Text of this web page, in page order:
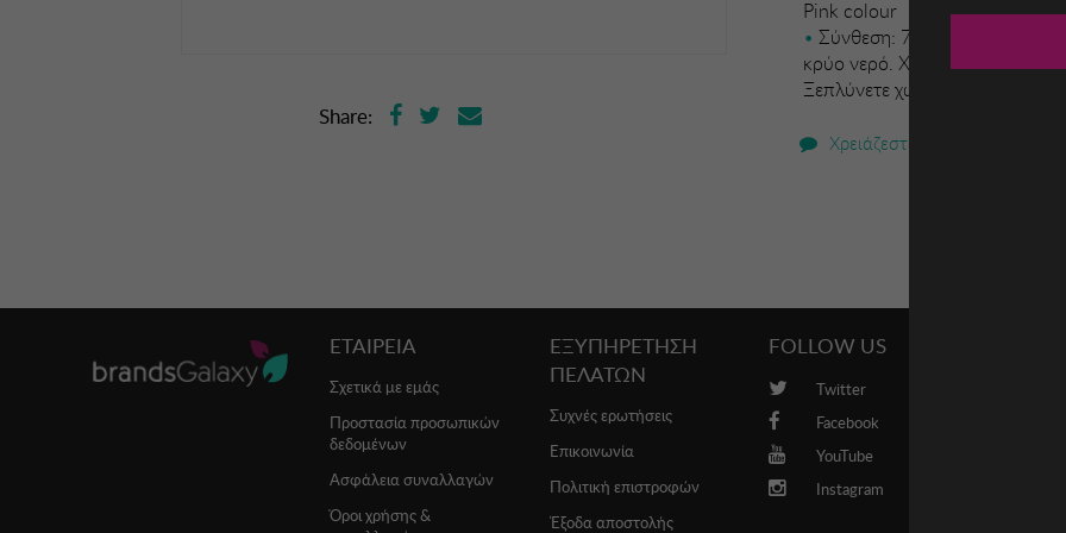
Share:
Pink colour
Σύνθεση: 78% Polyamide.
κρύο νερό. Χρησιμοποιήστε
Ξεπλύνετε χωρίς στρίψιμο.
Χρειάζεστε βοήθεια;
ΕΤΑΙΡΕΙΑ
Σχετικά με εμάς
Προστασία προσωπικών
δεδομένων
Ασφάλεια συναλλαγών
Όροι χρήσης &
ΕΞΥΠΗΡΕΤΗΣΗ
ΠΕΛΑΤΩΝ
Συχνές ερωτήσεις
Επικοινωνία
Πολιτική επιστροφών
Έξοδα αποστολής
FOLLOW US
Twitter
Facebook
YouTube
Instagram